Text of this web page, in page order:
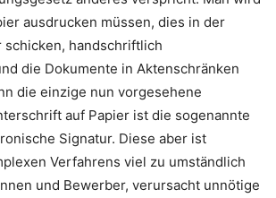
ausdrucken müssen, dies in der
schicken, handschriftlich
die Dokumente in Aktenschränken
die einzige nun vorgesehene
auf Papier ist die sogenannte
Signatur. Diese aber ist
Verfahrens viel zu umständlich
und Bewerber, verursacht unnötige